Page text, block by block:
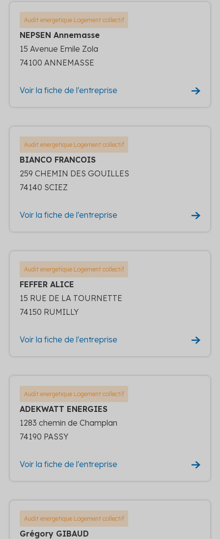
Audit energetique Logement collectif
NEPSEN Annemasse
15 Avenue Emile Zola
74100 ANNEMASSE
Voir la fiche de l'entreprise
Audit energetique Logement collectif
BIANCO FRANCOIS
259 CHEMIN DES GOUILLES
74140 SCIEZ
Voir la fiche de l'entreprise
Audit energetique Logement collectif
FEFFER ALICE
15 RUE DE LA TOURNETTE
74150 RUMILLY
Voir la fiche de l'entreprise
Audit energetique Logement collectif
ADEKWATT ENERGIES
1283 chemin de Champlan
74190 PASSY
Voir la fiche de l'entreprise
Audit energetique Logement collectif
Grégory GIBAUD